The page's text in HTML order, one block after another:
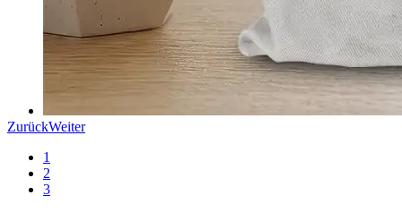
ZurückWeiter
1
2
3